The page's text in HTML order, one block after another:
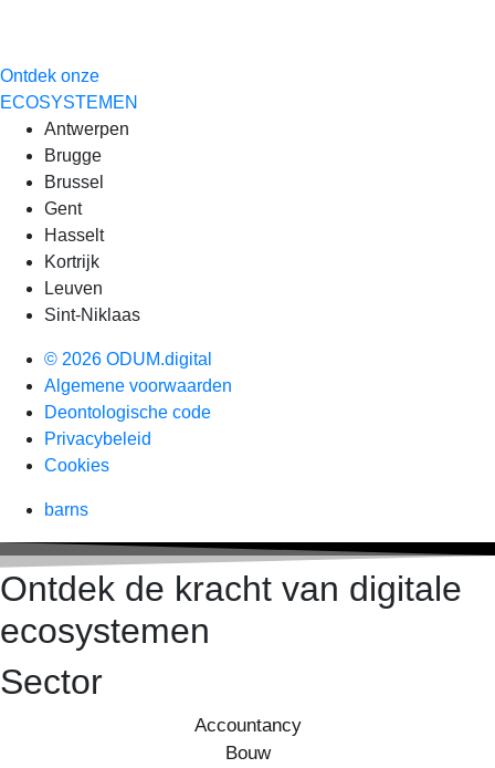
Ontdek onze
ECOSYSTEMEN
Antwerpen
Brugge
Brussel
Gent
Hasselt
Kortrijk
Leuven
Sint-Niklaas
© 2026 ODUM.digital
Algemene voorwaarden
Deontologische code
Privacybeleid
Cookies
barns
Ontdek de kracht van digitale
ecosystemen
Sector
Accountancy
Bouw